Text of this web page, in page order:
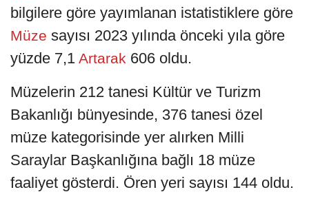
bilgilere göre yayımlanan istatistiklere göre
Müze sayısı 2023 yılında önceki yıla göre
yüzde 7,1 Artarak 606 oldu.
Müzelerin 212 tanesi Kültür ve Turizm
Bakanlığı bünyesinde, 376 tanesi özel
müze kategorisinde yer alırken Milli
Saraylar Başkanlığına bağlı 18 müze
faaliyet gösterdi. Ören yeri sayısı 144 oldu.